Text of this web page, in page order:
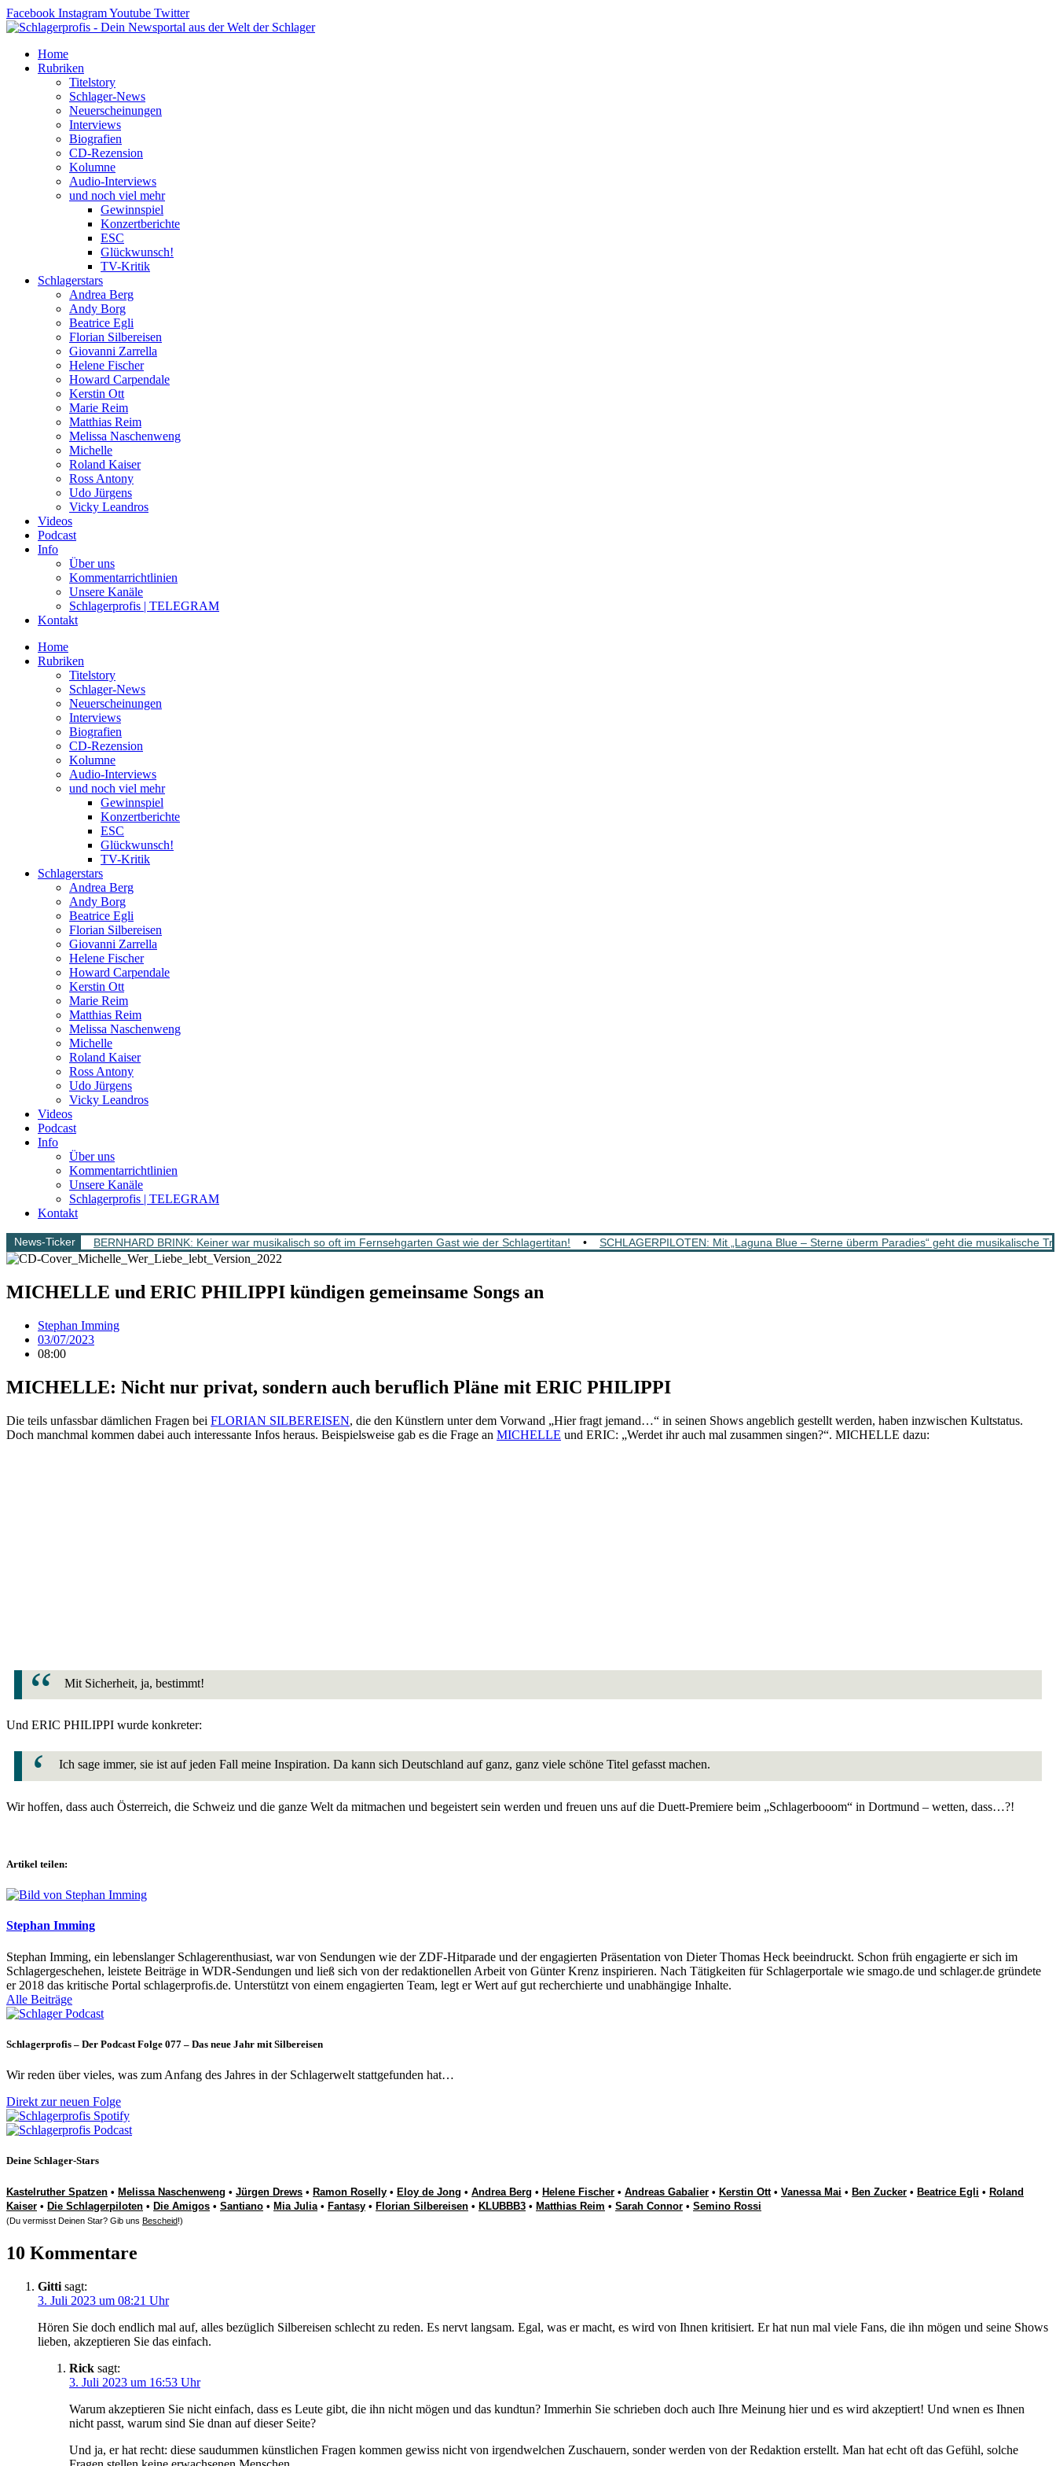
Zum
Inhalt
Facebook InstagramYoutube Twitter
Home
Rubriken
Titelstory
Schlager-News
Neuerscheinungen
Interviews
Biografien
CD-Rezension
Kolumne
Audio-Interviews
und noch viel mehr
Gewinnspiel
Konzertberichte
ESC
Glückwunsch!
TV-Kritik
Schlagerstars
Andrea Berg
Andy Borg
Beatrice Egli
Florian Silbereisen
Giovanni Zarrella
Helene Fischer
Howard Carpendale
Kerstin Ott
Marie Reim
Matthias Reim
Melissa Naschenweng
Michelle
Roland Kaiser
Ross Antony
Udo Jürgens
Vicky Leandros
Videos
Podcast
Info
Über uns
Kommentarrichtlinien
Unsere Kanäle
Schlagerprofis | TELEGRAM
Kontakt
Home
Rubriken
Titelstory
Schlager-News
Neuerscheinungen
Interviews
Biografien
CD-Rezension
Kolumne
Audio-Interviews
und noch viel mehr
Gewinnspiel
Konzertberichte
ESC
Glückwunsch!
TV-Kritik
Schlagerstars
Andrea Berg
Andy Borg
Beatrice Egli
Florian Silbereisen
Giovanni Zarrella
Helene Fischer
Howard Carpendale
Kerstin Ott
Marie Reim
Matthias Reim
Melissa Naschenweng
Michelle
Roland Kaiser
Ross Antony
Udo Jürgens
Vicky Leandros
Videos
Podcast
Info
Über uns
Kommentarrichtlinien
Unsere Kanäle
Schlagerprofis | TELEGRAM
Kontakt
News-Ticker BERNHARD BRINK: Keiner war musikalisch so oft im Fernsehgarten Gast wie der Schlagertitan! • SCHLAGERPILOTEN: Mit „Laguna Blue – Sterne überm Paradies“ geht die musikalische
MICHELLE und ERIC PHILIPPI kündigen gemeinsame Songs an
Stephan Imming
03/07/2023
08:00
MICHELLE: Nicht nur privat, sondern auch beruflich Pläne mit ERIC PHILIPPI
Die teils unfassbar dämlichen Fragen bei FLORIAN SILBEREISEN, die den Künstlern unter dem Vorwand „Hier fragt jemand…“ in seinen Shows angeblich gestellt werden, haben inzwischen Kultstatus.
Doch manchmal kommen dabei auch interessante Infos heraus. Beispielsweise gab es die Frage an MICHELLE und ERIC: „Werdet ihr auch mal zusammen singen?“. MICHELLE dazu:
Mit Sicherheit, ja, bestimmt!
Und ERIC PHILIPPI wurde konkreter:
Ich sage immer, sie ist auf jeden Fall meine Inspiration. Da kann sich Deutschland auf ganz, ganz viele schöne Titel gefasst machen.
Wir hoffen, dass auch Österreich, die Schweiz und die ganze Welt da mitmachen und begeistert sein werden und freuen uns auf die Duett-Premiere beim „Schlagerbooom“ in Dortmund – wetten, dass…?!
Artikel teilen:
Stephan Imming
Stephan Imming, ein lebenslanger Schlagerenthusiast, war von Sendungen wie der ZDF-Hitparade und der engagierten Präsentation von Dieter Thomas Heck beeindruckt. Schon früh engagierte er sich im
Schlagergeschehen, leistete Beiträge in WDR-Sendungen und ließ sich von der redaktionellen Arbeit von Günter Krenz inspirieren. Nach Tätigkeiten für Schlagerportale wie smago.de und schlager.de gründete
er 2018 das kritische Portal schlagerprofis.de. Unterstützt von einem engagierten Team, legt er Wert auf gut recherchierte und unabhängige Inhalte.
Alle Beiträge
Schlagerprofis – Der Podcast Folge 077 – Das neue Jahr mit Silbereisen
Wir reden über vieles, was zum Anfang des Jahres in der Schlagerwelt stattgefunden hat…
Direkt zur neuen Folge
Deine Schlager-Stars
Kastelruther Spatzen • Melissa Naschenweng • Jürgen Drews • Ramon Roselly • Eloy de Jong • Andrea Berg • Helene Fischer • Andreas Gabalier • Kerstin Ott• Vanessa Mai • Ben Zucker • Beatrice Egli • Roland
Kaiser • Die Schlagerpiloten • Die Amigos • Santiano • Mia Julia• Fantasy • Florian Silbereisen • KLUBBB3 • Matthias Reim • Sarah Connor • Semino Rossi
(Du vermisst Deinen Star? Gib uns Bescheid!)
10 Kommentare
Gitti sagt:
3. Juli 2023 um 08:21 Uhr
Hören Sie doch endlich mal auf, alles bezüglich Silbereisen schlecht zu reden. Es nervt langsam. Egal, was er macht, es wird von Ihnen kritisiert. Er hat nun mal viele Fans, die ihn mögen und seine Shows
lieben, akzeptieren Sie das einfach.
Rick sagt:
3. Juli 2023 um 16:53 Uhr
Warum akzeptieren Sie nicht einfach, dass es Leute gibt, die ihn nicht mögen und das kundtun? Immerhin Sie schrieben doch auch Ihre Meinung hier und es wird akzeptiert! Und wnen es Ihnen
nicht passt, warum sind Sie dnan auf dieser Seite?
Und ja, er hat recht: diese saudummen künstlichen Fragen kommen gewiss nicht von irgendwelchen Zuschauern, sonder werden von der Redaktion erstellt. Man hat echt oft das Gefühl, solche